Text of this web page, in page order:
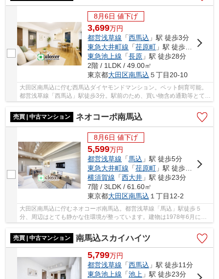
8月6日 値下げ
3,699万円
都営浅草線 「西馬込 」駅 徒歩3分
東急大井町線 「荏原町 」駅 徒歩23分
東急池上線 「長原 」駅 徒歩28分
2階 / 1LDK / 49.00㎡
東京都大田区南馬込 ５丁目20-10
大田区南馬込に佇む西馬込ダイヤモンドマンション。ペット飼育可能。
都営浅草線「西馬込」駅徒歩3分。駅前のため、買い物含め通勤等とても
便利な立地です。また、始発駅のため電話も座...
売買 | 中古マンション
ネオコーポ南馬込
8月6日 値下げ
5,599万円
都営浅草線 「馬込 」駅 徒歩5分
東急大井町線 「荏原町 」駅 徒歩18分
横須賀線 「西大井 」駅 徒歩23分
7階 / 3LDK / 61.60㎡
東京都大田区南馬込 １丁目12-2
大田区南馬込に佇むネオコーポ南馬込。都営浅草線「馬込」駅徒歩５
分、周辺はとても静かな住環境が整っています。建物は1978年6月に施
工。SRC造地上9階建て、総戸数５２戸の安心の新耐...
売買 | 中古マンション
南馬込スカイハイツ
5,799万円
都営浅草線 「西馬込 」駅 徒歩11分
東急池上線 「池上 」駅 徒歩23分